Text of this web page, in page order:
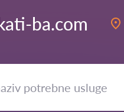
ba.com